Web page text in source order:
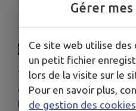
Entrée libre
LA RUE S'EXPOSE !
Tous les arts sont dans
dessin, collage,
linéaires d’exposition,
Gérer mes
Ce site web utilise
un petit fichier
lors de la visite sur le
Pour en savoir plus,
de gestion des cookies